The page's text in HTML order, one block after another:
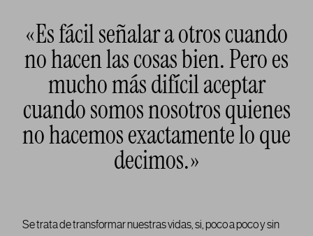
«Es fácil señalar a otros cuando
no hacen las cosas bien. Pero es
mucho más difícil aceptar
cuando somos nosotros quienes
no hacemos exactamente lo que
decimos.»
Se trata de transformar nuestras vidas, si, poco a poco y sin